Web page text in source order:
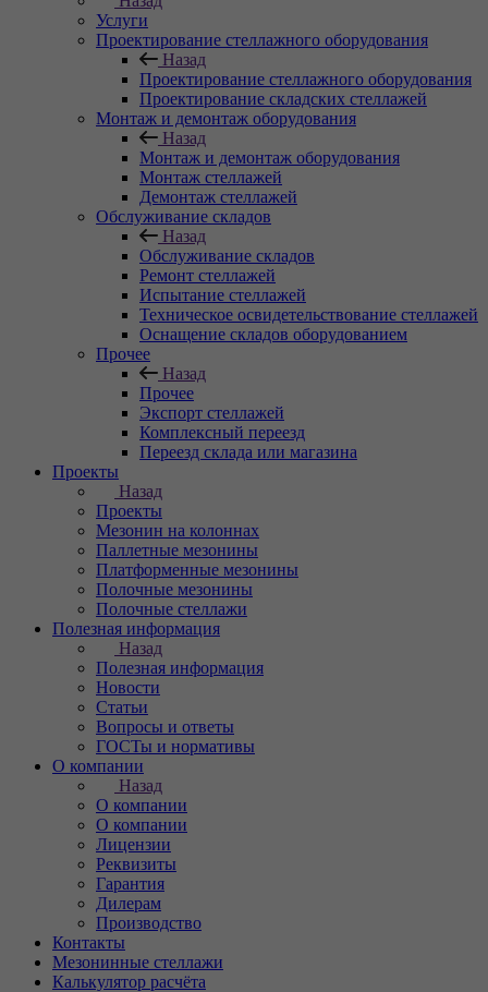
Услуги
Проектирование стеллажного оборудования
Назад
Проектирование стеллажного оборудования
Проектирование складских стеллажей
Монтаж и демонтаж оборудования
Назад
Монтаж и демонтаж оборудования
Монтаж стеллажей
Демонтаж стеллажей
Обслуживание складов
Назад
Обслуживание складов
Ремонт стеллажей
Испытание стеллажей
Техническое освидетельствование стеллажей
Оснащение складов оборудованием
Прочее
Назад
Прочее
Экспорт стеллажей
Комплексный переезд
Переезд склада или магазина
Проекты
Назад
Проекты
Мезонин на колоннах
Паллетные мезонины
Платформенные мезонины
Полочные мезонины
Полочные стеллажи
Полезная информация
Назад
Полезная информация
Новости
Статьи
Вопросы и ответы
ГОСТы и нормативы
О компании
Назад
О компании
О компании
Лицензии
Реквизиты
Гарантия
Дилерам
Производство
Контакты
Мезонинные стеллажи
Калькулятор расчёта